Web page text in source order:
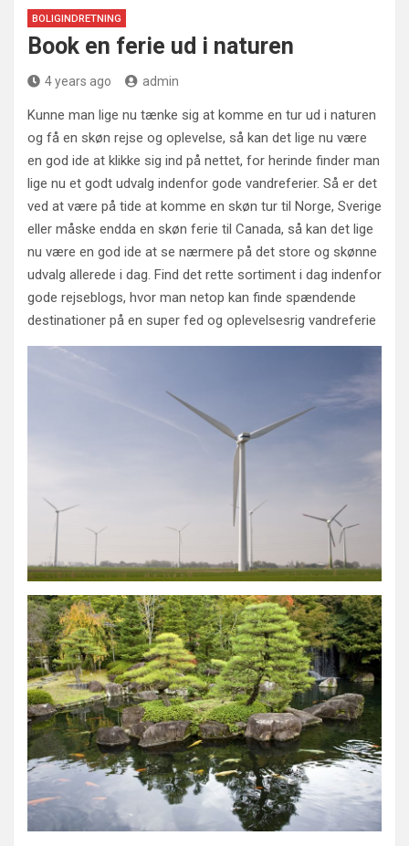
BOLIGINDRETNING
Book en ferie ud i naturen
4 years ago admin
Kunne man lige nu tænke sig at komme en tur ud i naturen
og få en skøn rejse og oplevelse, så kan det lige nu være
en god ide at klikke sig ind på nettet, for herinde finder man
lige nu et godt udvalg indenfor gode vandreferier. Så er det
ved at være på tide at komme en skøn tur til Norge, Sverige
eller måske endda en skøn ferie til Canada, så kan det lige
nu være en god ide at se nærmere på det store og skønne
udvalg allerede i dag. Find det rette sortiment i dag indenfor
gode rejseblogs, hvor man netop kan finde spændende
destinationer på en super fed og oplevelsesrig vandreferie